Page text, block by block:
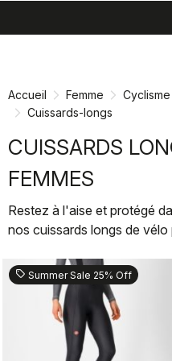
directement
navigation
directement
Accueil Femme Cyclisme
Cuissards-longs
CUISSARDS
FEMMES
Restez à l'aise et protégé
nos cuissards longs de vélo
sell Summer Sale 25% Off